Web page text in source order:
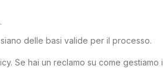
delle basi valide per il processo.
Se hai un reclamo su come gestiamo